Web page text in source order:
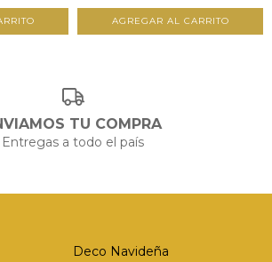
TU COMPRA
Entregas a todo el país
Deco Navideña